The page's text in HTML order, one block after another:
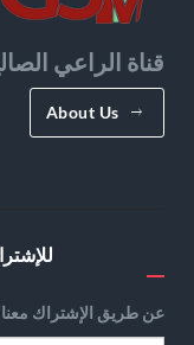
قناة الراعي
About Us
عن طريق الإشتراك